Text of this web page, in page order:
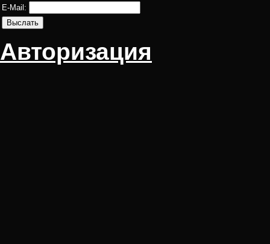
E-Mail:
Авторизация